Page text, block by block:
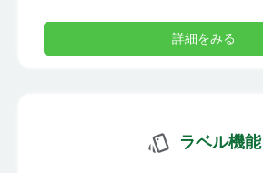
詳細をみる
ラベル機能